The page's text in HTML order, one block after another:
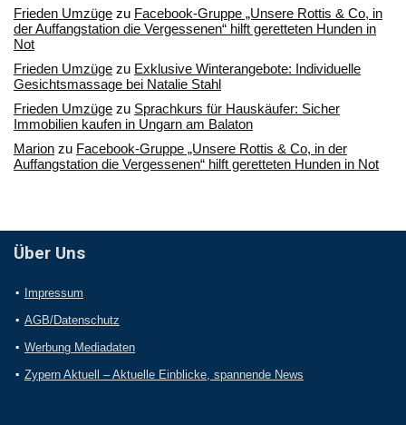
Frieden Umzüge zu Facebook-Gruppe „Unsere Rottis & Co, in
der Auffangstation die Vergessenen“ hilft geretteten Hunden in
Not
Frieden Umzüge zu Exklusive Winterangebote: Individuelle
Gesichtsmassage bei Natalie Stahl
Frieden Umzüge zu Sprachkurs für Hauskäufer: Sicher
Immobilien kaufen in Ungarn am Balaton
Marion zu Facebook-Gruppe „Unsere Rottis & Co, in der
Auffangstation die Vergessenen“ hilft geretteten Hunden in Not
Über Uns
Impressum
AGB/Datenschutz
Werbung Mediadaten
Zypern Aktuell – Aktuelle Einblicke, spannende News